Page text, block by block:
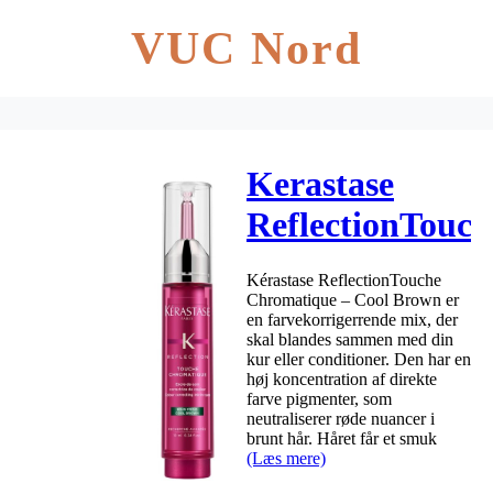
VUC Nord
Kerastase
Chromatique
10 ml – Cool
Brown
Kérastase ReflectionTouche
Chromatique – Cool Brown er
en farvekorrigerrende mix, der
skal blandes sammen med din
kur eller conditioner. Den har en
høj koncentration af direkte
farve pigmenter, som
neutraliserer røde nuancer i
brunt hår. Håret får et smuk
(Læs mere)